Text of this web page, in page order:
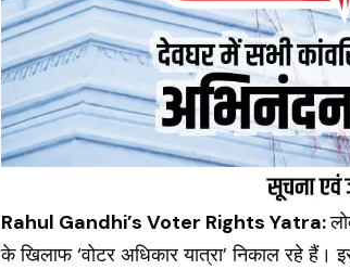
Rahul Gandhi’s Voter Rights Yatra:
के खिलाफ ‘वोटर अधिकार यात्रा’ निकाल रहे